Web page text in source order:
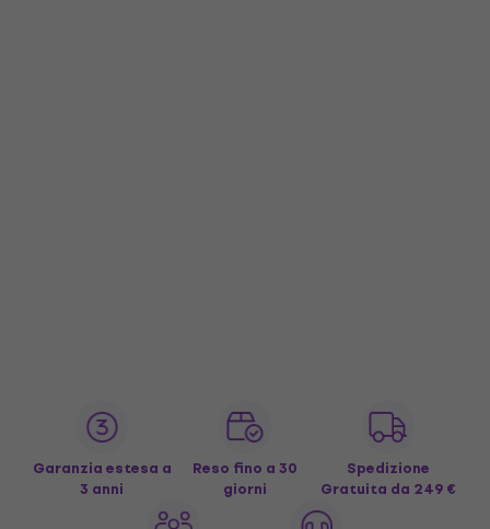
Garanzia estesa a
3 anni
Reso fino a 30
giorni
Spedizione
Gratuita da 249 €